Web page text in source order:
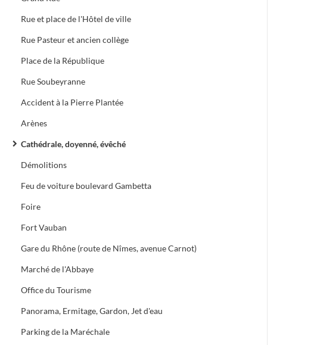
Rue et place de l'Hôtel de ville
Rue Pasteur et ancien collège
Place de la République
Rue Soubeyranne
Accident à la Pierre Plantée
Arènes
Cathédrale, doyenné, évêché
Démolitions
Feu de voiture boulevard Gambetta
Foire
Fort Vauban
Gare du Rhône (route de Nîmes, avenue Carnot)
Marché de l'Abbaye
Office du Tourisme
Panorama, Ermitage, Gardon, Jet d'eau
Parking de la Maréchale